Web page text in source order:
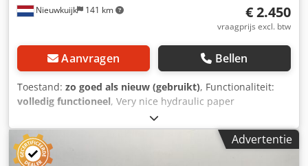
Nieuwkuijk 141 km € 2.450
vraagprijs excl. btw
Aanvragen Bellen
Toestand: zo goed als nieuw (gebruikt), Functionaliteit:
volledig functioneel, Very nice hydraulic paper
cuttingmachine for sale. Brand Horizon type APC M61.
Codpozru Uwofx Ahtoha With program and eject function.
Paper pile height 100 mm chrome table and digital display.
Of course you are welcome to test this machine with us.
Advertentie